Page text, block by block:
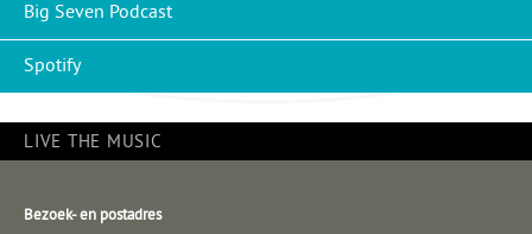
Big Seven Podcast
Spotify
LIVE THE MUSIC
Bezoek- en postadres